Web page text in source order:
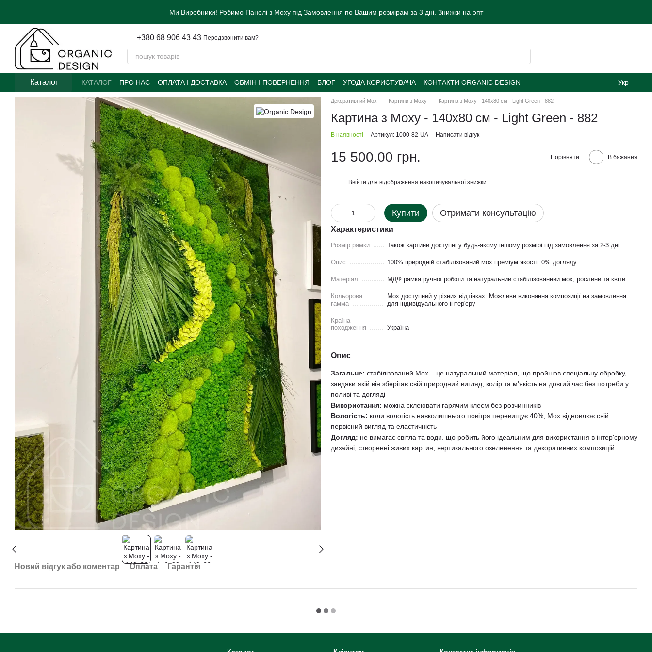
Ми Виробники! Робимо Панелі з Моху під Замовлення по Вашим розмірам за 3 дні. Знижки на опт
+380 68 906 43 43 Передзвонити вам?
Каталог КАТАЛОГ ПРО НАС ОПЛАТА І ДОСТАВКА ОБМІН І ПОВЕРНЕННЯ БЛОГ УГОДА КОРИСТУВАЧА КОНТАКТИ ORGANIC DESIGN Укр
Новий відгук або коментар Оплата Гарантія
Декоративний Мох Картини з Моху Картина з Моху - 140x80 см - Light Green - 882
Картина з Моху - 140x80 см - Light Green - 882
В наявності Артикул: 1000-82-UA Написати відгук
15 500.00 грн. Порівняти В бажання
Ввійти для відображення накопичувальної знижки
Купити Отримати консультацію
Характеристики
Розмір рамки Також картини доступнi у будь-якому іншому розмірі під замовлення за 2-3 дні
Опис 100% природній стабілізований мох преміум якості. 0% догляду
Матеріал МДФ рамка ручної роботи та натуральний стабілізованний мох, рослини та квіти
Кольорова
гамма
Мох доступний у рiзних відтінках. Можливе виконання композиції на замовлення
для індивідуального інтер'єру
Країна
походження
Україна
Опис
Загальне: стабілізований Мох – це натуральний матеріал, що пройшов спеціальну обробку,
завдяки якій він зберігає свій природний вигляд, колір та м'якість на довгий час без потреби у
поливі та догляді
Використання: можна склеювати гарячим клеєм без розчинників
Вологість: коли вологість навколишнього повітря перевищує 40%, Мох відновлює свій
первісний вигляд та еластичність
Догляд: не вимагає світла та води, що робить його ідеальним для використання в інтер'єрному
дизайні, створенні живих картин, вертикального озеленення та декоративних композицій